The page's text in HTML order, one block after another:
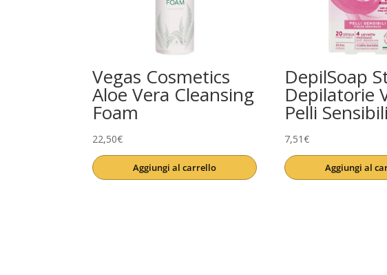
Vegas Cosmetics
Aloe Vera Cleansing
Foam
22,50€
Aggiungi al carrello
DepilSoap
Depilatorie
Pelli Sensibili
7,51€
Aggiungi al